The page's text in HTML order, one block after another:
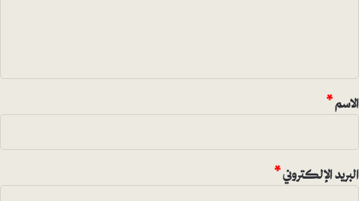
ق
*
الاسم*
البريد الإلكتروني*